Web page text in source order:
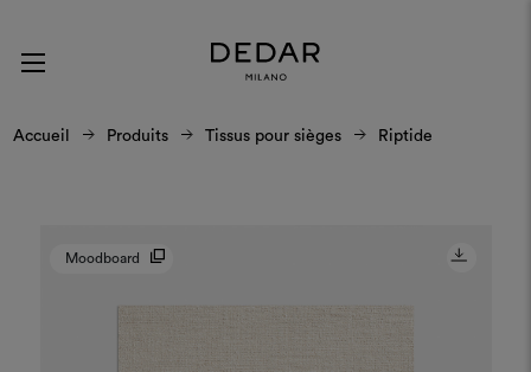
Accueil Produits Tissus pour sièges Riptide
Moodboard